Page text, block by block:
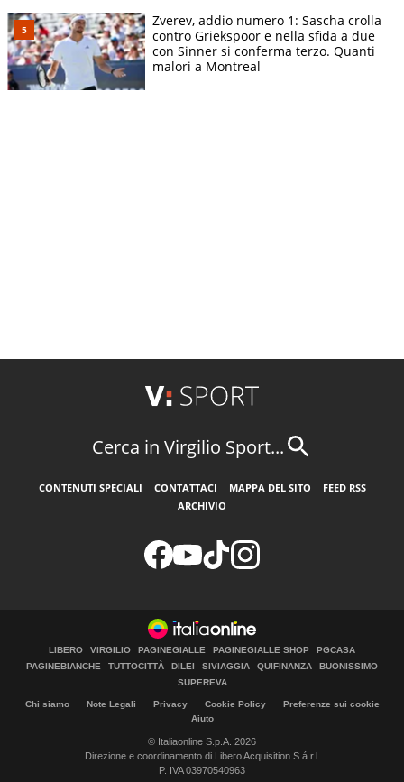
Zverev, addio numero 1: Sascha crolla
contro Griekspoor e nella sfida a due
con Sinner si conferma terzo. Quanti
malori a Montreal
Cerca in Virgilio Sport...
CONTENUTI SPECIALI CONTATTACI MAPPA DEL SITO
FEED RSS
ARCHIVIO
LIBERO VIRGILIO PAGINEGIALLE PAGINEGIALLE SHOP
PGCASA
PAGINEBIANCHE
TUTTOCITTÀ DILEI SIVIAGGIA QUIFINANZA
BUONISSIMO
SUPEREVA
Chi siamo Note Legali Privacy Cookie Policy
Preferenze sui cookie
Aiuto
© Italiaonline S.p.A. 2026
Direzione e coordinamento di Libero Acquisition S.á r.l.
P. IVA 03970540963